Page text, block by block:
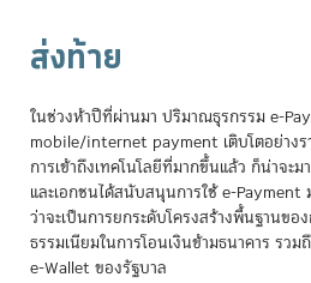
ส่งท้าย
ในช่วงห้าปีที่ผ่านมา ปริมาณธุรกรรม e-
mobile/internet payment เติบโตอย่างร
การเข้าถึงเทคโนโลยีที่มากขึ้นแล้ว ก็น่าจะ
และเอกชนได้สนับสนุนการใช้ e-Payment
ว่าจะเป็นการยกระดับโครงสร้างพื้นฐานขอ
ธรรมเนียมในการโอนเงินข้ามธนาคาร รว
e-Wallet ของรัฐบาล